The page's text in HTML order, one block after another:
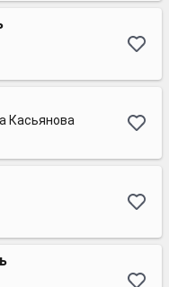
Касьянова